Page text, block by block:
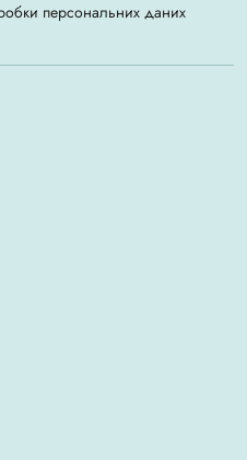
персональних даних